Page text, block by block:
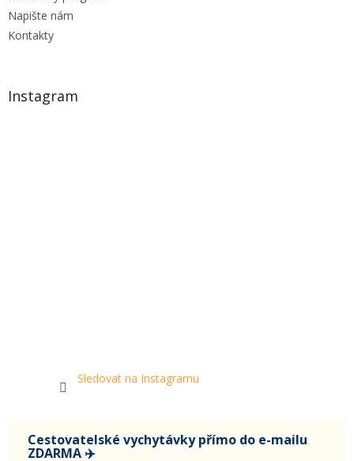
Napište nám
Kontakty
Instagram
Sledovat na Instagramu
Cestovatelské vychytávky přímo do e-mailu
ZDARMA ✈️